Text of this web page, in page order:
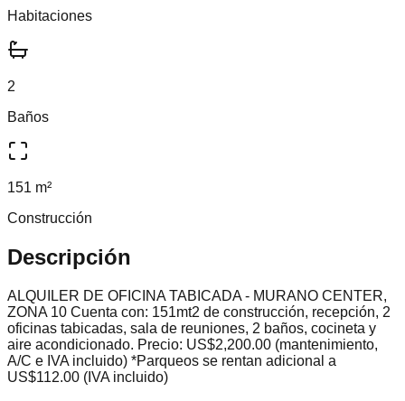
Habitaciones
2
Baños
151 m²
Construcción
Descripción
ALQUILER DE OFICINA TABICADA - MURANO CENTER,
ZONA 10 Cuenta con: 151mt2 de construcción, recepción, 2
oficinas tabicadas, sala de reuniones, 2 baños, cocineta y
aire acondicionado. Precio: US$2,200.00 (mantenimiento,
A/C e IVA incluido) *Parqueos se rentan adicional a
US$112.00 (IVA incluido)